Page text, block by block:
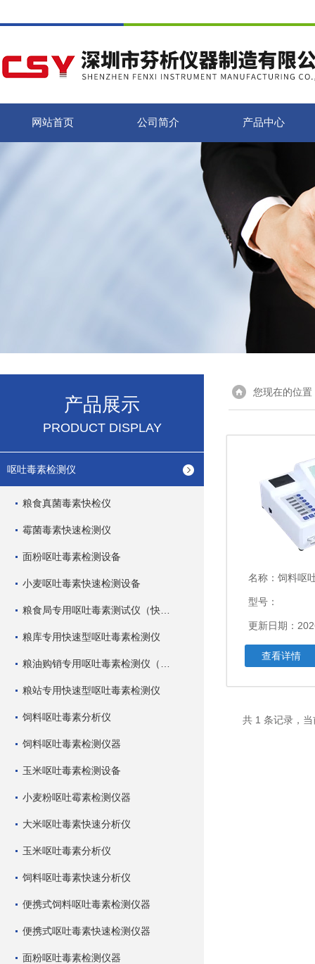
网站首页 公司简介 产品中心
产品展示
PRODUCT DISPLAY
呕吐毒素检测仪
粮食真菌毒素快检仪
霉菌毒素快速检测仪
面粉呕吐毒素检测设备
小麦呕吐毒素快速检测设备
粮库专用快速型呕吐毒素检测仪
粮站专用快速型呕吐毒素检测仪
饲料呕吐毒素分析仪
饲料呕吐毒素检测仪器
玉米呕吐毒素检测设备
小麦粉呕吐霉素检测仪器
大米呕吐毒素快速分析仪
玉米呕吐毒素分析仪
饲料呕吐毒素快速分析仪
便携式饲料呕吐毒素检测仪器
便携式呕吐毒素快速检测仪器
面粉呕吐毒素检测仪器
您现在的位置
名称： 饲料呕
型号：
更新日期：
查看详情
共 1 条记录，